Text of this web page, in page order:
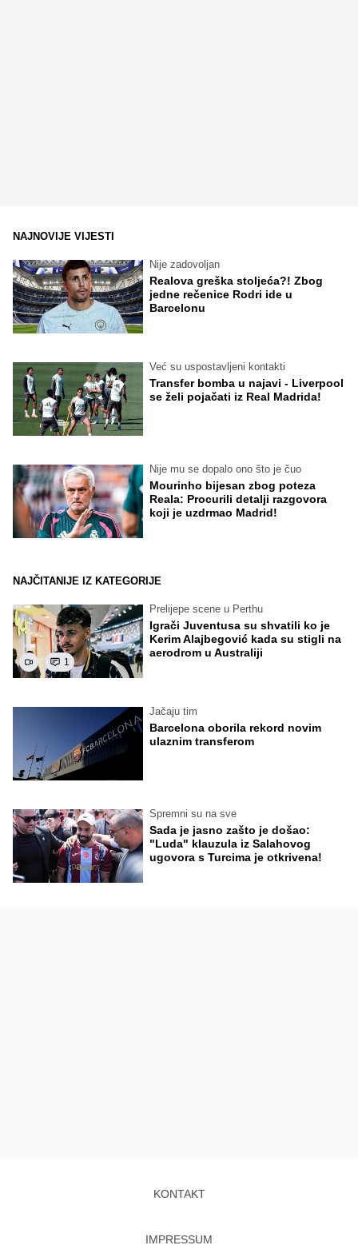
NAJNOVIJE VIJESTI
Nije zadovoljan
Realova greška stoljeća?! Zbog
jedne rečenice Rodri ide u
Barcelonu
Već su uspostavljeni kontakti
Transfer bomba u najavi - Liverpool
se želi pojačati iz Real Madrida!
Nije mu se dopalo ono što je čuo
Mourinho bijesan zbog poteza
Reala: Procurili detalji razgovora
koji je uzdrmao Madrid!
NAJČITANIJE IZ KATEGORIJE
1
Prelijepe scene u Perthu
Igrači Juventusa su shvatili ko je
Kerim Alajbegović kada su stigli na
aerodrom u Australiji
Jačaju tim
Barcelona oborila rekord novim
ulaznim transferom
Spremni su na sve
Sada je jasno zašto je došao:
"Luda" klauzula iz Salahovog
ugovora s Turcima je otkrivena!
KONTAKT
IMPRESSUM